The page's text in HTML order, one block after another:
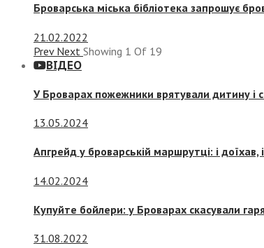
Броварська міська бібліотека запрошує
21.02.2022
Prev Next Showing 1 Of 19
ВІДЕО
У Броварах пожежники врятували дитину
13.05.2024
Апгрейд у броварській маршрутці: і доїхав,
14.02.2024
Купуйте бойлери: у Броварах скасували
31.08.2022